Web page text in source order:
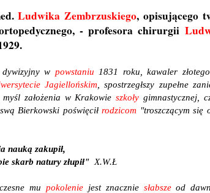
Ludwika Zembrzuskiego, opisującego
ortopedycznego, - profesora chirurgii
dywizyjny w powstaniu 1831 roku, kawaler
Jagiellońskim , spostrzegłszy zupełne
myśl założenia w Krakowieszkoły gimnastycznej,
Bierkowski poświęcił rodzicom "troszczącym się
nauką zakupił,
skarb natury złupił" X.W.Ł
mu pokoleniejest znacznie słabszeod